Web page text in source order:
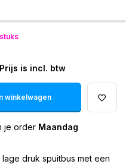
is incl. btw
winkelwagen
je order Maandag
druk spuitbus met een